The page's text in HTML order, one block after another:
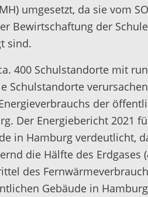
umgesetzt, da sie vom
Bewirtschaftung der
sind.
400 Schulstandorte mit
Schulstandorte verursachen
der
Der Energiebericht 2021
in Hamburg verdeutlicht,
die Hälfte des Erdgases
des
Gebäude in